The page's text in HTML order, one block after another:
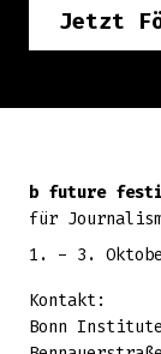
Jetzt
b future
für
1. - 3.
Kontakt:
Bonn Institute